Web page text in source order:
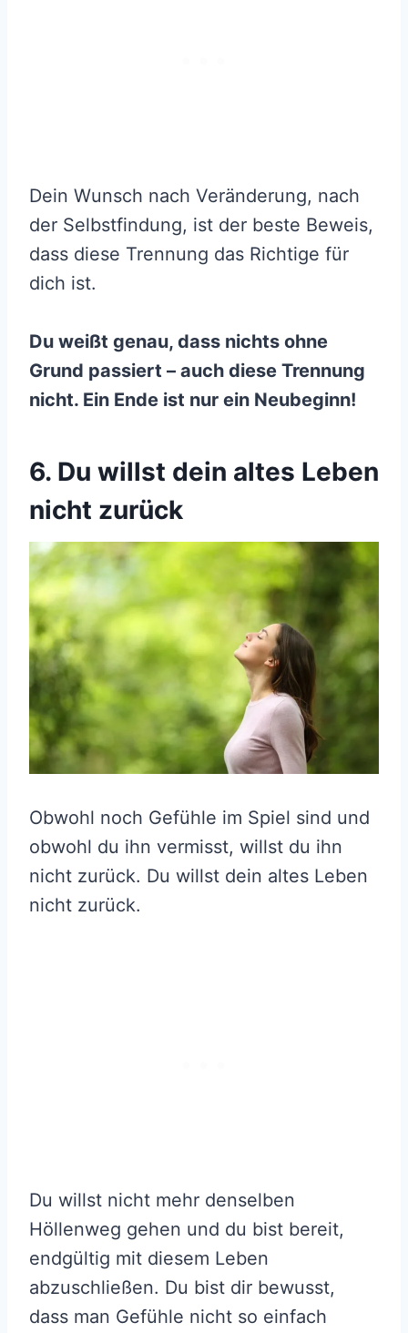
Dein Wunsch nach Veränderung, nach
der Selbstfindung, ist der beste Beweis,
dass diese Trennung das Richtige für
dich ist.
Du weißt genau, dass nichts ohne
Grund passiert – auch diese Trennung
nicht. Ein Ende ist nur ein Neubeginn!
6. Du willst dein altes Leben
nicht zurück
Obwohl noch Gefühle im Spiel sind und
obwohl du ihn vermisst, willst du ihn
nicht zurück. Du willst dein altes Leben
nicht zurück.
Du willst nicht mehr denselben
Höllenweg gehen und du bist bereit,
endgültig mit diesem Leben
abzuschließen. Du bist dir bewusst,
dass man Gefühle nicht so einfach